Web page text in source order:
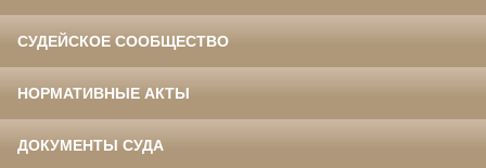
СУДЕЙСКОЕ СООБЩЕСТВО
НОРМАТИВНЫЕ АКТЫ
ДОКУМЕНТЫ СУДА